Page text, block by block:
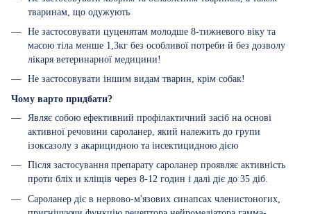
тваринам, що одужують
Не застосовувати цуценятам молодше 8-тижневого віку та
масою тіла менше 1,3кг без особливої потреби й без дозволу
лікаря ветеринарної медицини!
Не застосовувати іншим видам тварин, крім собак!
Чому варто придбати?
Являє собою ефективний профілактичний засіб на основі
активної речовини сароланер, який належить до групи
ізоксазолу з акарицидною та інсектицидною дією
Після застосування препарату сароланер проявляє активність
проти бліх и кліщів через 8-12 годин і далі діє до 35 діб.
Сароланер діє в нервово-м'язових синапсах членистоногих,